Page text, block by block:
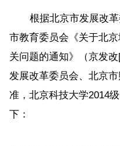
根据北京市发展改革
市教育委员会《关于北
关问题的通知》（京发
发展改革委员会、北京
准，北京科技大学2014
下：